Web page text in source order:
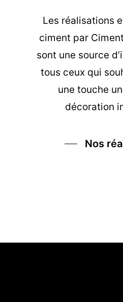
Les réalisations
ciment par
sont une source
tous ceux qui
une touche
décoration
Nos